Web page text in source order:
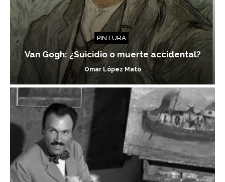
PINTURA
Van Gogh: ¿Suicidio o muerte accidental?
Omar López Mato